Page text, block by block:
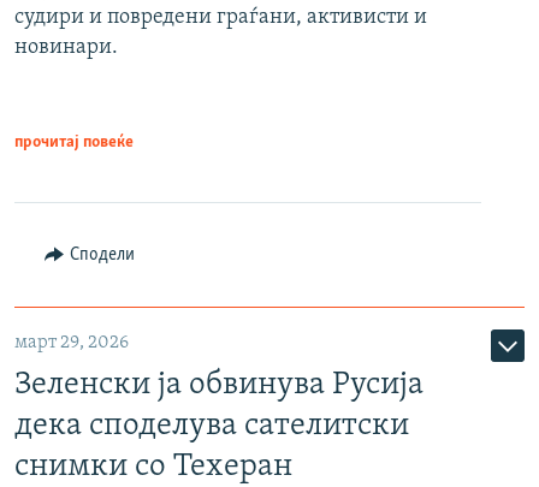
судири и повредени граѓани, активисти и
новинари.
прочитај повеќе
Сподели
март 29, 2026
Зеленски ја обвинува Русија
дека споделува сателитски
снимки со Техеран